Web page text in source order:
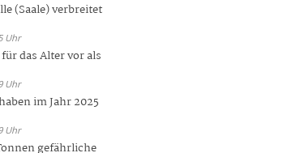
(Saale) verbreitet
Uhr
das Alter vor als
Uhr
im Jahr 2025
Uhr
gefährliche